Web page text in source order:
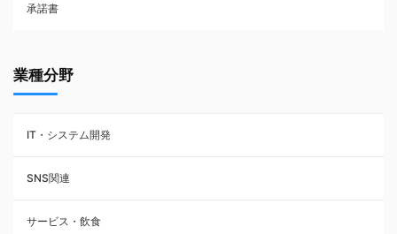
賃貸借契約
承諾書
業種分野
IT・システム開発
SNS関連
サービス・飲食